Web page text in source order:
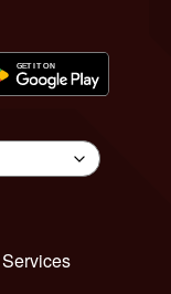
Services